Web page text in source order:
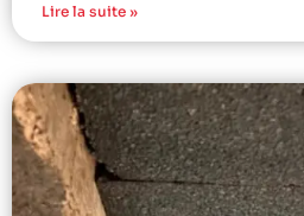
Lire la suite »